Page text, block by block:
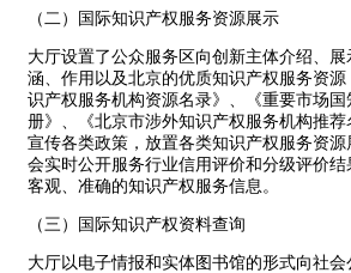
（二）国际知识产权服务资源展示
大厅设置了公众服务区向创新主体介绍、
涵、作用以及北京的优质知识产权服务资
识产权服务机构资源名录》、《重要市场
册》、《北京市涉外知识产权服务机构推
宣传各类政策，放置各类知识产权服务资
会实时公开服务行业信用评价和分级评价
客观、准确的知识产权服务信息。
（三）国际知识产权资料查询
大厅以电子情报和实体图书馆的形式向社